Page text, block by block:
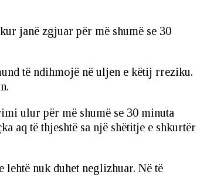
janë zgjuar për më shumë se 30
të ndihmojë në uljen e këtij rreziku.
ulur për më shumë se 30 minuta
aq të thjeshtë sa një shëtitje e shkurtër
lehtë nuk duhet neglizhuar. Në të